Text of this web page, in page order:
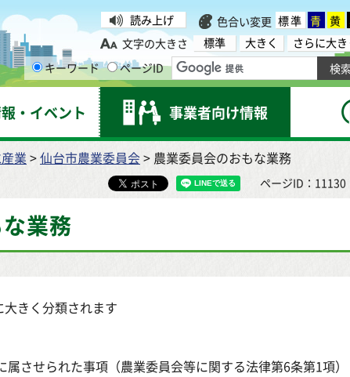
読み上げ 色合い変更 標準 青 黄
文字の大きさ
標準 大きく
さらに大き
キーワード
ページID
・イベント 事業者向け情報
業 >仙台市農業委員会> 農業委員会のおもな業務
ページID：11130
業務
きく分類されます
させられた事項（農業委員会等に関する法律第6条第1項）